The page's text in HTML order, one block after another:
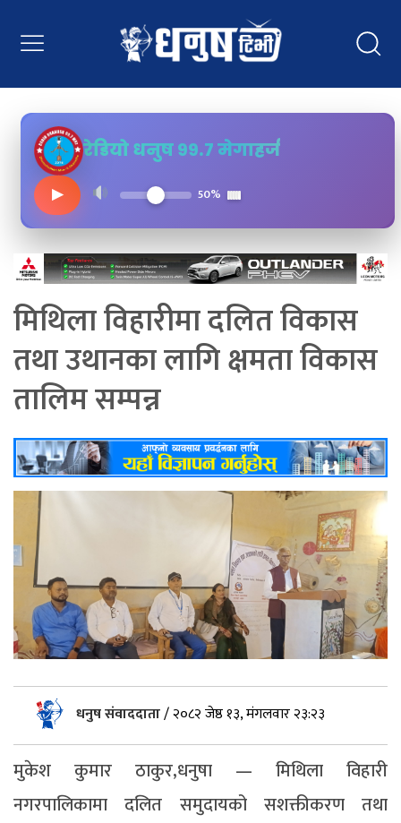
रेडियो धनुष ९९.७ मेगाहर्ज
▶
50%
मिथिला विहारीमा दलित विकास
तथा उथानका लागि क्षमता विकास
तालिम सम्पन्न
धनुष संवाददाता/२०८२ जेष्ठ १३, मंगलवार २३:२३
मुकेश कुमार ठाकुर,धनुषा — मिथिला विहारी
नगरपालिकामा दलित समुदायको सशक्तीकरण तथा